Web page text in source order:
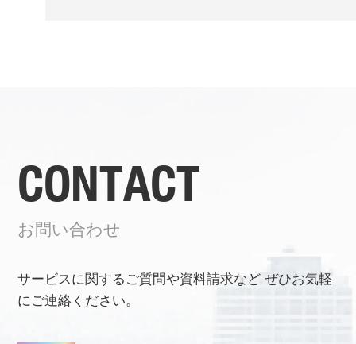
CONTACT
お問い合わせ
サービスに関するご質問や資料請求などぜひお気軽
にご連絡ください。